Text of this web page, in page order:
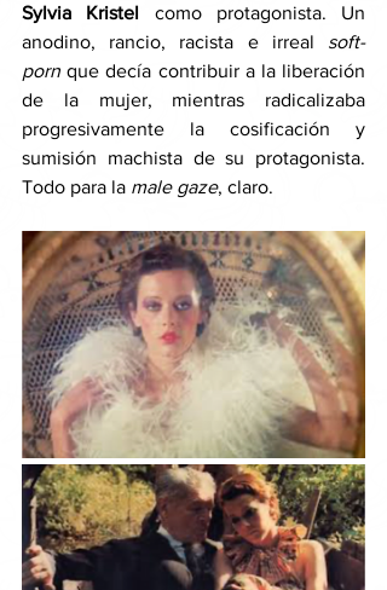
Sylvia Kristel como protagonista. Un
anodino, rancio, racista e irreal soft-
porn que decía contribuir a la liberación
de la mujer, mientras radicalizaba
progresivamente la cosificación y
sumisión machista de su protagonista.
Todo para la male gaze, claro.